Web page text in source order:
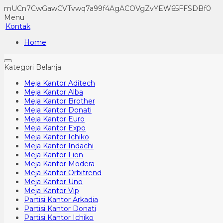
mUCn7CwGawCVTvwq7a99f4AgACOVgZvYEW65FFSDBf0
Menu
Kontak
Home
Kategori Belanja
Meja Kantor Aditech
Meja Kantor Alba
Meja Kantor Brother
Meja Kantor Donati
Meja Kantor Euro
Meja Kantor Expo
Meja Kantor Ichiko
Meja Kantor Indachi
Meja Kantor Lion
Meja Kantor Modera
Meja Kantor Orbitrend
Meja Kantor Uno
Meja Kantor Vip
Partisi Kantor Arkadia
Partisi Kantor Donati
Partisi Kantor Ichiko